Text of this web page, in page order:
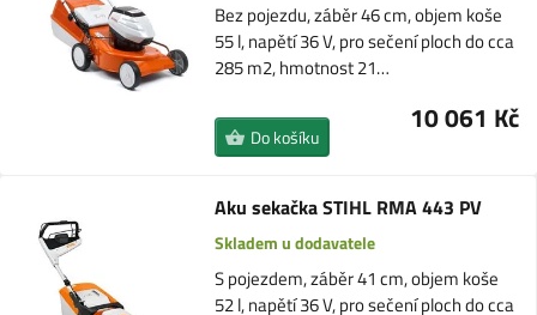
Bez pojezdu, záběr 46 cm, objem koše
55 l, napětí 36 V, pro sečení ploch do cca
285 m2, hmotnost 21…
10 061 Kč
Do košíku
Aku sekačka STIHL RMA 443 PV
Skladem u dodavatele
S pojezdem, záběr 41 cm, objem koše
52 l, napětí 36 V, pro sečení ploch do cca